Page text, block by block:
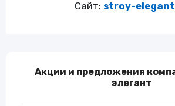
Сайт: stroy-
Акции и предложения
элегант